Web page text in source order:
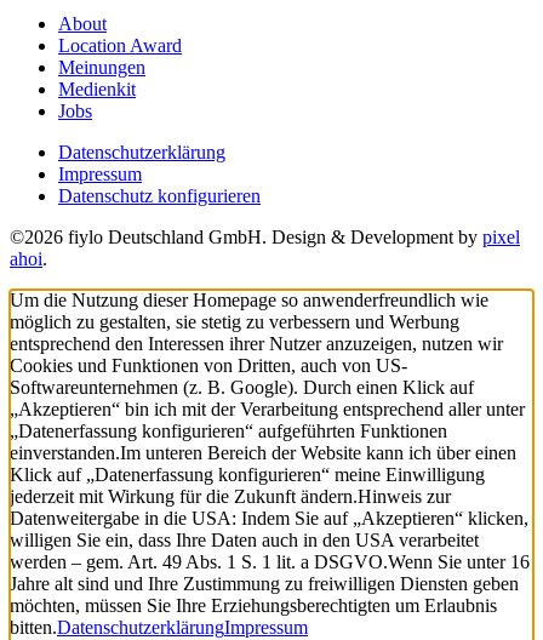
About
Location Award
Meinungen
Medienkit
Jobs
Datenschutzerklärung
Impressum
Datenschutz konfigurieren
©2026 fiylo Deutschland GmbH. Design & Development by pixel
ahoi.
Um die Nutzung dieser Homepage so anwenderfreundlich wie
möglich zu gestalten, sie stetig zu verbessern und Werbung
entsprechend den Interessen ihrer Nutzer anzuzeigen, nutzen wir
Cookies und Funktionen von Dritten, auch von US-
Softwareunternehmen (z. B. Google). Durch einen Klick auf
„Akzeptieren“ bin ich mit der Verarbeitung entsprechend aller unter
„Datenerfassung konfigurieren“ aufgeführten Funktionen
einverstanden.Im unteren Bereich der Website kann ich über einen
Klick auf „Datenerfassung konfigurieren“ meine Einwilligung
jederzeit mit Wirkung für die Zukunft ändern.Hinweis zur
Datenweitergabe in die USA: Indem Sie auf „Akzeptieren“ klicken,
willigen Sie ein, dass Ihre Daten auch in den USA verarbeitet
werden – gem. Art. 49 Abs. 1 S. 1 lit. a DSGVO.Wenn Sie unter 16
Jahre alt sind und Ihre Zustimmung zu freiwilligen Diensten geben
möchten, müssen Sie Ihre Erziehungsberechtigten um Erlaubnis
bitten.DatenschutzerklärungImpressum